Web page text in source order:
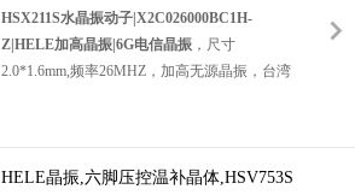
片晶振，
无线通讯晶振
，智能家居晶振，平板电脑专用晶振，小型设
陶瓷晶振
Z|HELE加高晶振|6G电信晶振
HSX211S水晶振动子|X2C026000BC1H-
Z|HELE加高晶振|6G电信晶振 ，尺寸
2.0*1.6mm,频率26MHZ，加高无源晶振，台湾
贴片石英晶体
，无源晶振，轻薄型晶振，2016mm小体积晶
HELE晶振,六脚压控温补晶体,HSV753S